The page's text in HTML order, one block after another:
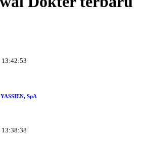
13:42:53
SpA
13:38:38